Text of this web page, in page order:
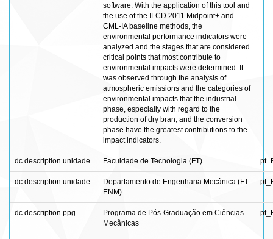
software. With the application of this tool and
the use of the ILCD 2011 Midpoint+ and
CML-IA baseline methods, the
environmental performance indicators were
analyzed and the stages that are considered
critical points that most contribute to
environmental impacts were determined. It
was observed through the analysis of
atmospheric emissions and the categories of
environmental impacts that the industrial
phase, especially with regard to the
production of dry bran, and the conversion
phase have the greatest contributions to the
impact indicators.
dc.description.unidade Faculdade de Tecnologia (FT)
dc.description.unidade
Departamento de Engenharia Mecânica (FT
ENM)
dc.description.ppg
Programa de Pós-Graduação em Ciências
Mecânicas